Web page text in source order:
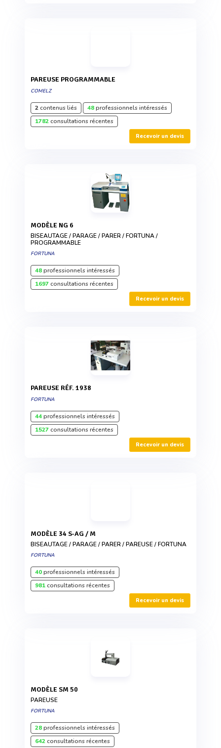
PAREUSE PROGRAMMABLE
COMELZ
2contenus liés 48professionnels intéressés
1782consultations récentes
Recevoir un devis
MODÈLE NG 6
BISEAUTAGE / PARAGE / PARER / FORTUNA /
PROGRAMMABLE
FORTUNA
48professionnels intéressés
1697consultations récentes
Recevoir un devis
PAREUSE RÉF. 1938
FORTUNA
44professionnels intéressés
1527consultations récentes
Recevoir un devis
MODÈLE 34 S-AG / M
BISEAUTAGE / PARAGE / PARER / PAREUSE / FORTUNA
FORTUNA
40professionnels intéressés
981consultations récentes
Recevoir un devis
MODÈLE SM 50
PAREUSE
FORTUNA
28professionnels intéressés
642consultations récentes